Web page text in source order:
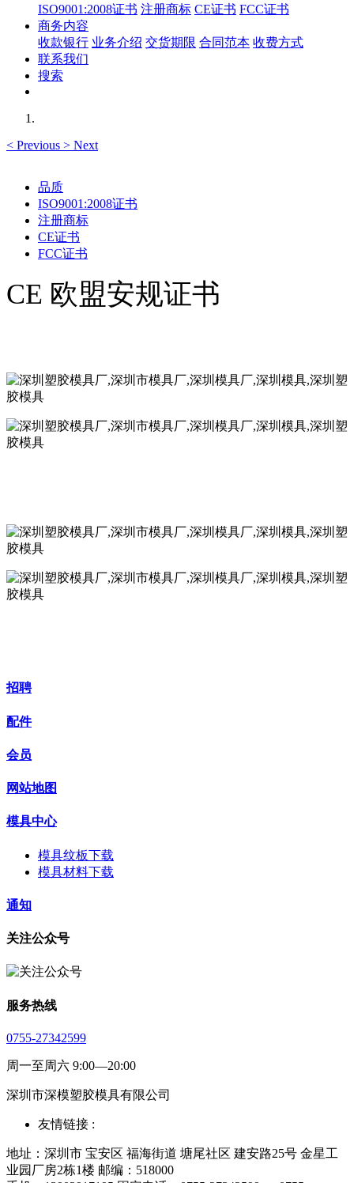
ISO9001:2008证书 注册商标 CE证书 FCC证书
商务内容
收款银行 业务介绍 交货期限 合同范本 收费方式
联系我们
搜索
< Previous > Next
品质
ISO9001:2008证书
注册商标
CE证书
FCC证书
CE 欧盟安规证书
招聘
配件
会员
网站地图
模具中心
模具纹板下载
模具材料下载
通知
关注公众号
服务热线
0755-27342599
周一至周六 9:00—20:00
深圳市深模塑胶模具有限公司
友情链接 :
地址：深圳市 宝安区 福海街道 塘尾社区 建安路25号 金星工
业园厂房2栋1楼 邮编：518000